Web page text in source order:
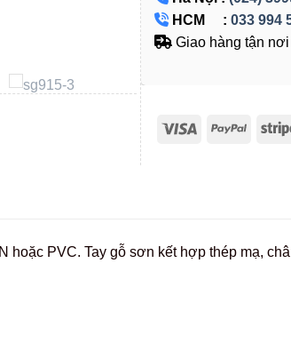
HCM : 033 994
Giao hàng tận
hoặc PVC. Tay gỗ sơn kết hợp thép mạ,